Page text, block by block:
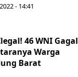
- 14:41
46 WNI Gagal
Warga
Barat